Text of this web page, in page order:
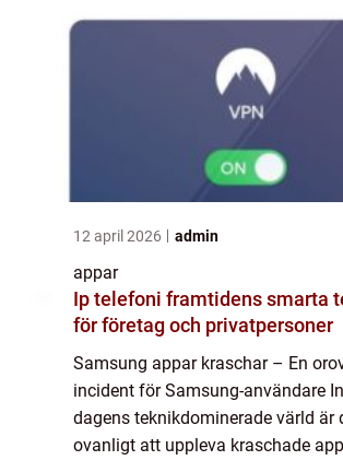
12 april 2026 admin
appar
Ip telefoni framtidens smarta telefoni
för företag och privatpersoner
Samsung appar kraschar – En
incident för Samsung-användare
dagens teknikdominerade värld är
ovanligt att uppleva kraschade